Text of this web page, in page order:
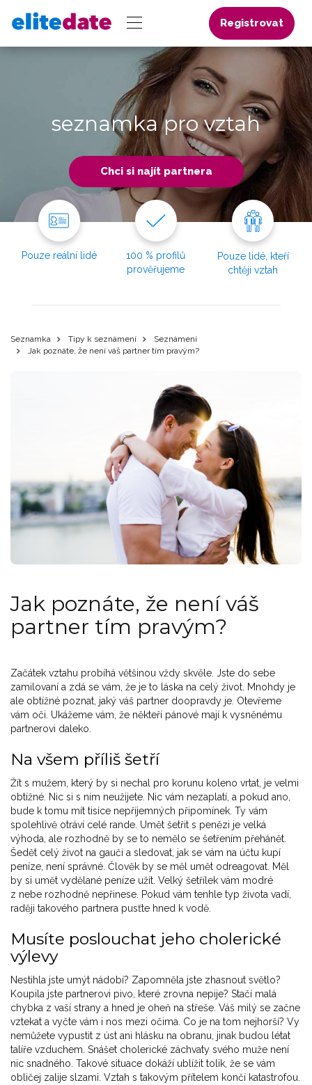
Registrovat
seznamka pro vztah
Chci si najít partnera
Pouze reální lidé
100 % profilů
prověřujeme
Pouze lidé, kteří
chtějí vztah
Seznamka Tipy k seznámení
Seznámení
Jak poznáte, že není váš partner tím pravým?
Jak poznáte, že není váš
partner tím pravým?
Začátek vztahu probíhá většinou vždy skvěle. Jste do sebe
zamilovaní a zdá se vám, že je to láska na celý život. Mnohdy je
ale obtížné poznat, jaký váš partner doopravdy je. Otevřeme
vám oči. Ukážeme vám, že někteří pánové mají k vysněnému
partnerovi daleko.
Na všem příliš šetří
Žít s mužem, který by si nechal pro korunu koleno vrtat, je velmi
obtížné. Nic si s ním neužijete. Nic vám nezaplatí, a pokud ano,
bude k tomu mít tisíce nepříjemných připomínek. Ty vám
spolehlivě otráví celé rande. Umět šetřit s penězi je velká
výhoda, ale rozhodně by se to nemělo se šetřením přehánět.
Šedět celý život na gauči a sledovat, jak se vám na účtu kupí
peníze, není správné. Člověk by se měl umět odreagovat. Měl
by si umět vydělané peníze užít. Velký šetřílek vám modré
z nebe rozhodně nepřinese. Pokud vám tenhle typ života vadí,
raději takového partnera pusťte hned k vodě.
Musíte poslouchat jeho cholerické
výlevy
Nestihla jste umýt nádobí? Zapomněla jste zhasnout světlo?
Koupila jste partnerovi pivo, které zrovna nepije? Stačí malá
chybka z vaší strany a hned je oheň na střeše. Váš milý se začne
vztekat a vyčte vám i nos mezi očima. Co je na tom nejhorší? Vy
nemůžete vypustit z úst ani hlásku na obranu, jinak budou létat
talíře vzduchem. Snášet cholerické záchvaty svého muže není
nic snadného. Takové situace dokáží ublížit tolik, že se vám
obličej zalije slzami. Vztah s takovým přítelem končí katastrofou.